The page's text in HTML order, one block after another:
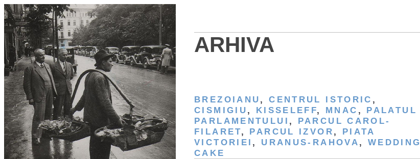
ARHIVA
BREZOIANU ,CENTRUL ISTORIC ,
CISMIGIU , KISSELEFF, MNAC , PALATUL
PARLAMENTULUI , PARCUL CAROL-
FILARET, PARCUL IZVOR , PIATA
VICTORIEI , URANUS-RAHOVA , WEDDING
CAKE